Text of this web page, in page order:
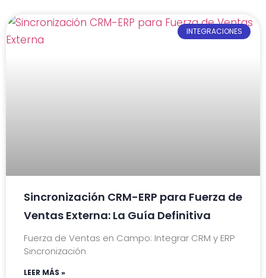
INTEGRACIONES
Sincronización CRM-ERP para Fuerza de
Ventas Externa: La Guía Definitiva
Fuerza de Ventas en Campo: Integrar CRM y ERP
Sincronización
LEER MÁS »